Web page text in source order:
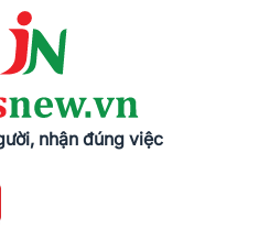
nhận đúng việc